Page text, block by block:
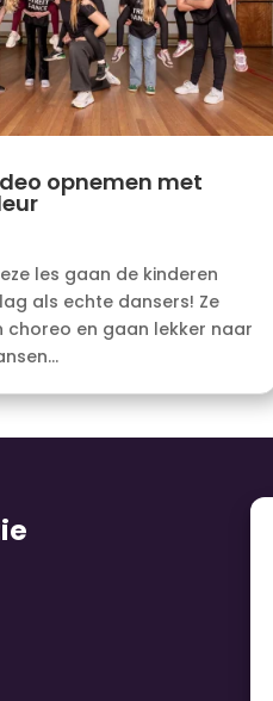
opnemen met
les gaan de kinderen
als echte dansers! Ze
choreo en gaan lekker naar